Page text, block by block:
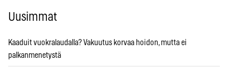
Uusimmat
Kaaduit vuokralaudalla? Vakuutus korvaa hoidon, mutta ei
palkanmenetystä